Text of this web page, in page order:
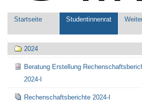
Sektionen
Startseite Studentinnenrat
Navigation
2024
Beratung Erstellung
2024-I
Rechenschaftsberichte 2024-I